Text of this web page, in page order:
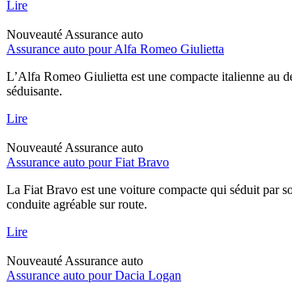
Lire
Nouveauté Assurance auto
Assurance auto pour Alfa Romeo Giulietta
L’Alfa Romeo Giulietta est une compacte italienne au
séduisante.
Lire
Nouveauté Assurance auto
Assurance auto pour Fiat Bravo
La Fiat Bravo est une voiture compacte qui séduit par
conduite agréable sur route.
Lire
Nouveauté Assurance auto
Assurance auto pour Dacia Logan